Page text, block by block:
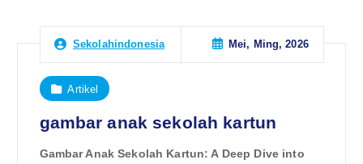
Sekolahindonesia Mei, Ming, 2026
Artikel
gambar anak sekolah kartun
Gambar Anak Sekolah Kartun: A Deep Dive into